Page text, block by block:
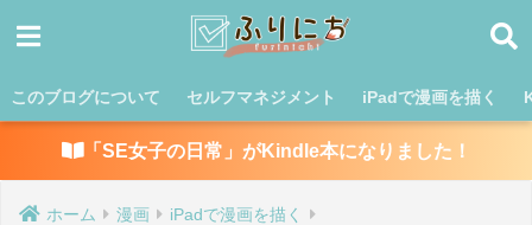
このブログについて セルフマネジメント iPadで漫画を描く
「SE女子の日常」がKindle本になりました！
ホーム 漫画 iPadで漫画を描く